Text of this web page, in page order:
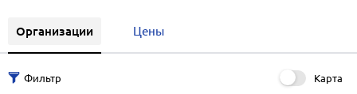
Организации Цены
Карта